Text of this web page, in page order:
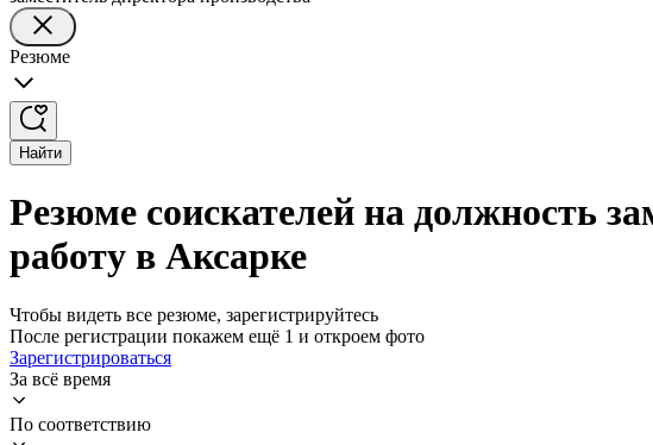
Резюме
Найти
Резюме соискателей на должность
работу в Аксарке
Чтобы видеть все резюме, зарегистрируйтесь
После регистрации покажем ещё 1 и откроем фото
Зарегистрироваться
За всё время
По соответствию